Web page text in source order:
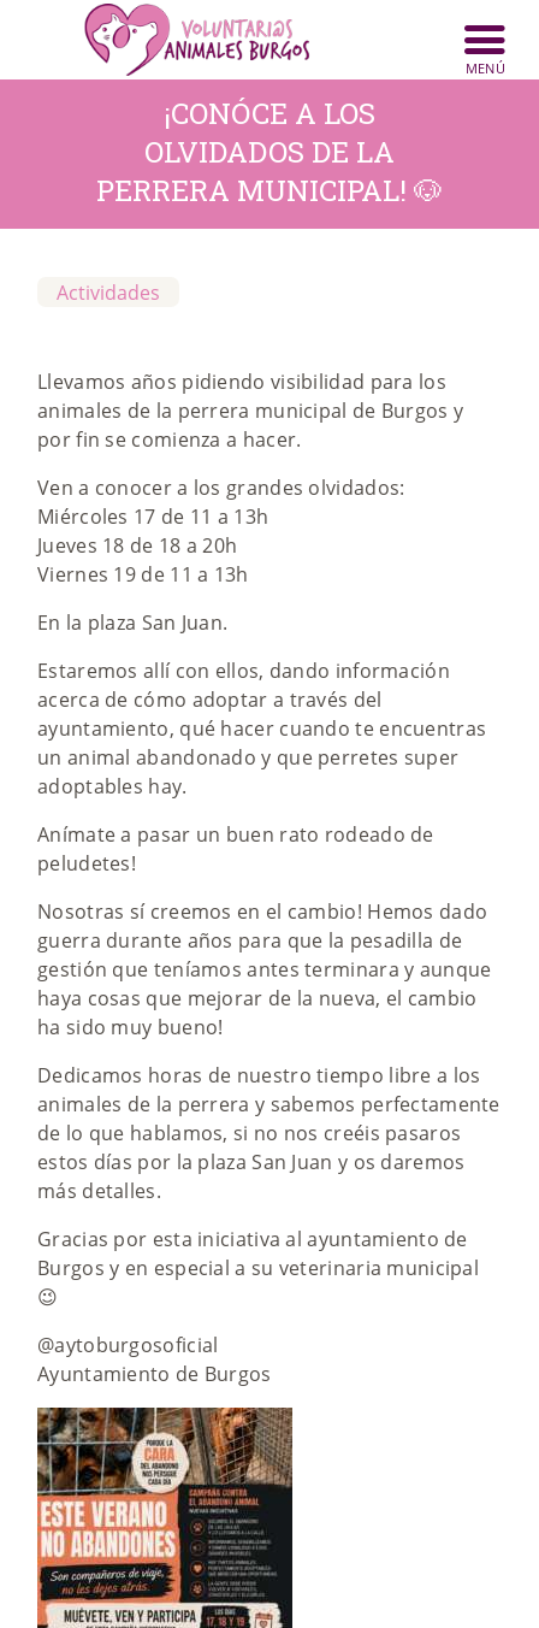
¡CONÓCE A LOS
OLVIDADOS DE LA
PERRERA MUNICIPAL! 🐶
INICIO
ANIMALES
NOTICIAS
ACTIVIDADES
COLABORA
Actividades
Llevamos años pidiendo visibilidad para los
animales de la perrera municipal de Burgos y
por fin se comienza a hacer.
Ven a conocer a los grandes olvidados:
Miércoles 17 de 11 a 13h
Jueves 18 de 18 a 20h
Viernes 19 de 11 a 13h
En la plaza San Juan.
Estaremos allí con ellos, dando información
acerca de cómo adoptar a través del
ayuntamiento, qué hacer cuando te encuentras
un animal abandonado y que perretes super
adoptables hay.
Anímate a pasar un buen rato rodeado de
peludetes!
Nosotras sí creemos en el cambio! Hemos dado
guerra durante años para que la pesadilla de
gestión que teníamos antes terminara y aunque
haya cosas que mejorar de la nueva, el cambio
ha sido muy bueno!
Dedicamos horas de nuestro tiempo libre a los
animales de la perrera y sabemos perfectamente
de lo que hablamos, si no nos creéis pasaros
estos días por la plaza San Juan y os daremos
más detalles.
Gracias por esta iniciativa al ayuntamiento de
Burgos y en especial a su veterinaria municipal
😉
@aytoburgosoficial
Ayuntamiento de Burgos